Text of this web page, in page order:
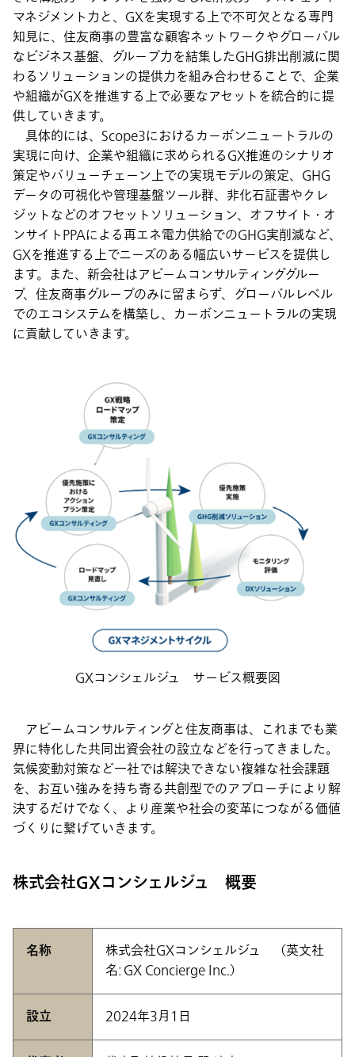
マネジメント力と、GXを実現する上で不可欠となる専門
知見に、住友商事の豊富な顧客ネットワークやグローバル
なビジネス基盤、グループ力を結集したGHG排出削減に関
わるソリューションの提供力を組み合わせることで、企業
や組織がGXを推進する上で必要なアセットを統合的に提
供していきます。
具体的には、Scope3におけるカーボンニュートラルの
実現に向け、企業や組織に求められるGX推進のシナリオ
策定やバリューチェーン上での実現モデルの策定、GHG
データの可視化や管理基盤ツール群、非化石証書やクレ
ジットなどのオフセットソリューション、オフサイト・オ
ンサイトPPAによる再エネ電力供給でのGHG実削減など、
GXを推進する上でニーズのある幅広いサービスを提供し
ます。また、新会社はアビームコンサルティンググルー
プ、住友商事グループのみに留まらず、グローバルレベル
でのエコシステムを構築し、カーボンニュートラルの実現
に貢献していきます。
GXコンシェルジュ サービス概要図
アビームコンサルティングと住友商事は、これまでも業
界に特化した共同出資会社の設立などを行ってきました。
気候変動対策など一社では解決できない複雑な社会課題
を、お互い強みを持ち寄る共創型でのアプローチにより解
決するだけでなく、より産業や社会の変革につながる価値
づくりに繋げていきます。
株式会社GXコンシェルジュ 概要
名称
株式会社GXコンシェルジュ （英文社
名: GX Concierge Inc.）
設立 2024年3月1日